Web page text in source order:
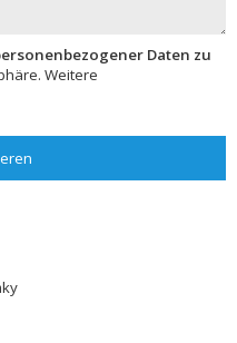
Daten zu
Weitere